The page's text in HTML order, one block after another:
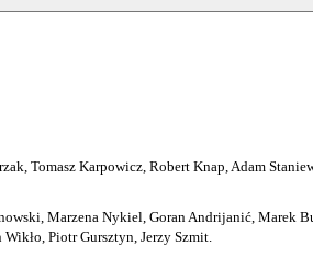
Tomasz Karpowicz, Robert Knap, Adam
Marzena Nykiel, Goran Andrijanić, Marek
Piotr Gursztyn, Jerzy Szmit.